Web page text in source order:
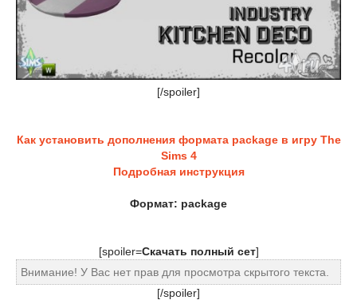
[/spoiler]
Как установить дополнения формата package в игру The
Sims 4
Подробная инструкция
Формат: package
[spoiler=Скачать полный сет]
Внимание! У Вас нет прав для просмотра скрытого текста.
[/spoiler]